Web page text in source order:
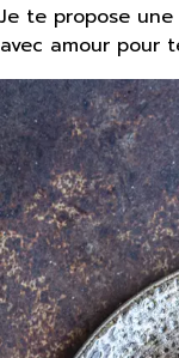
Je te propose
avec amour pour